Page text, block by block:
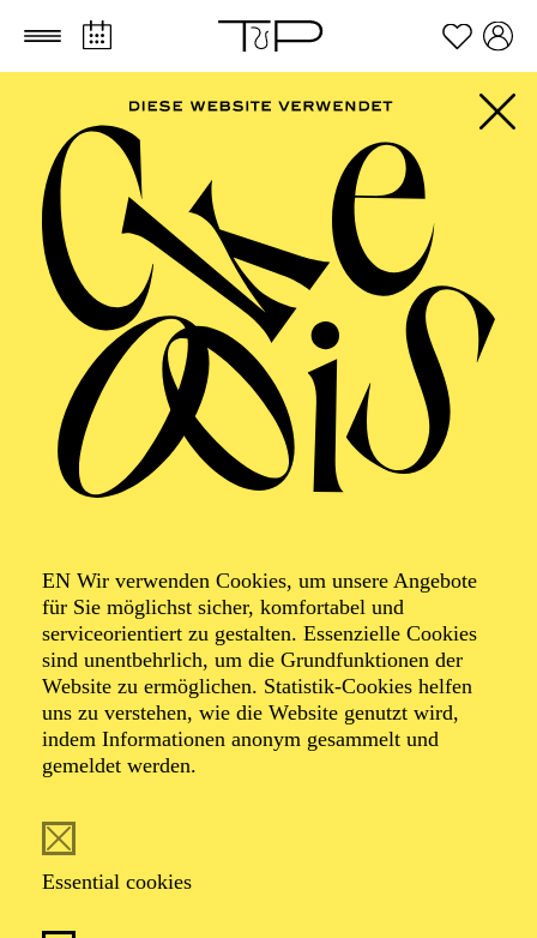
Zum Hauptinhalt springen Zum Footer springen
EN Wir verwenden Cookies, um unsere Angebote
für Sie möglichst sicher, komfortabel und
serviceorientiert zu gestalten. Essenzielle Cookies
sind unentbehrlich, um die Grundfunktionen der
Website zu ermöglichen. Statistik-Cookies helfen
uns zu verstehen, wie die Website genutzt wird,
indem Informationen anonym gesammelt und
gemeldet werden.
Essential cookies
FILTER
SEPTEMBER 2026
PHILHARMONIE ESSEN
Friday
04.09.2026
20:00 - 23:00
Alfried Krupp Saal
Organiser: Theater-, Konzert- u. Gastspieldirektion OTTO
HOFNER GMBH
TICKETS
55,20 52,70€
EN: SCHAUSPIEL ESSEN
05.09.2026
19:30 - 21:30